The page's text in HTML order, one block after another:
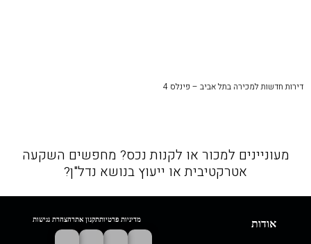
דירות חדשות למכירה בתל אביב – פינלס 4
מעוניינים למכור או לקנות נכס? מחפשים השקעה
אטרקטיבית או ייעוץ בנושא נדל"ן?
אודות מדיניות פרטיותתקנון אתרהצהרת נגישות